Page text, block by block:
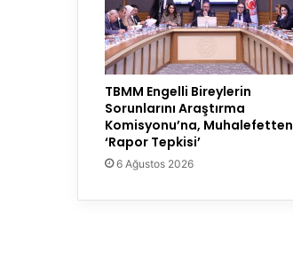
TBMM Engelli Bireylerin
Sorunlarını Araştırma
Komisyonu’na, Muhalefetten
‘Rapor Tepkisi’
6 Ağustos 2026